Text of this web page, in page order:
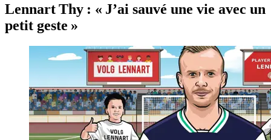
Lennart Thy : « J’ai sauvé une vie avec un
petit geste »